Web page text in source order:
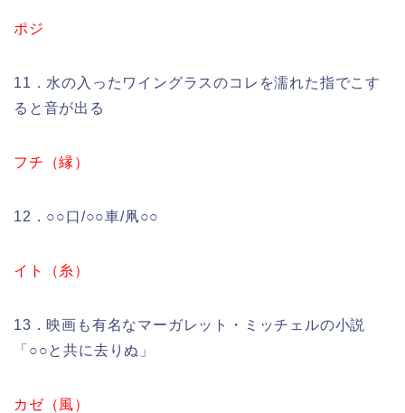
ポジ
11．水の入ったワイングラスのコレを濡れた指でこす
ると音が出る
フチ（縁）
12．○○口/○○車/凧○○
イト（糸）
13．映画も有名なマーガレット・ミッチェルの小説
「○○と共に去りぬ」
カゼ（風）